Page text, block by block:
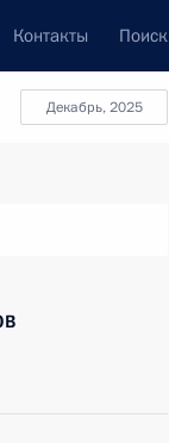
Контакты Поиск
декабрь, 2025